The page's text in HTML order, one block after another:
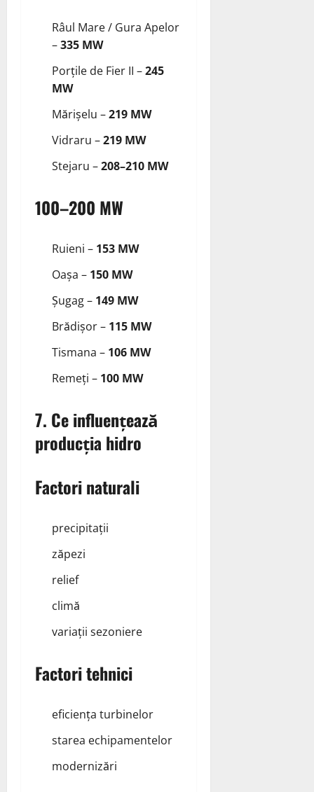
Râul Mare / Gura Apelor
–335 MW
Porțile de Fier II –245
MW
Mărișelu –219 MW
Vidraru –219 MW
Stejaru –208–210 MW
100–200 MW
Ruieni – 153 MW
Oașa – 150 MW
Șugag – 149 MW
Brădișor – 115 MW
Tismana – 106 MW
Remeți – 100 MW
7. Ce influențează
producția hidro
Factori naturali
precipitații
zăpezi
relief
climă
variații sezoniere
Factori tehnici
eficiența turbinelor
starea echipamentelor
modernizări